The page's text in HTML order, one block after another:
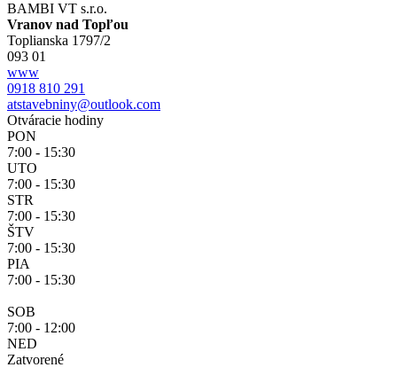
BAMBI VT s.r.o.
Vranov nad Topľou
Toplianska 1797/2
093 01
www
0918 810 291
atstavebniny@outlook.com
Otváracie hodiny
PON
7:00 - 15:30
UTO
7:00 - 15:30
STR
7:00 - 15:30
ŠTV
7:00 - 15:30
PIA
7:00 - 15:30
SOB
7:00 - 12:00
NED
Zatvorené